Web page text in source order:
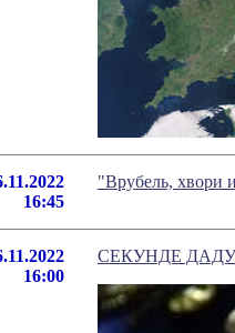
16:45
"Врубель, хвори
16:00
СЕКУНДЕ